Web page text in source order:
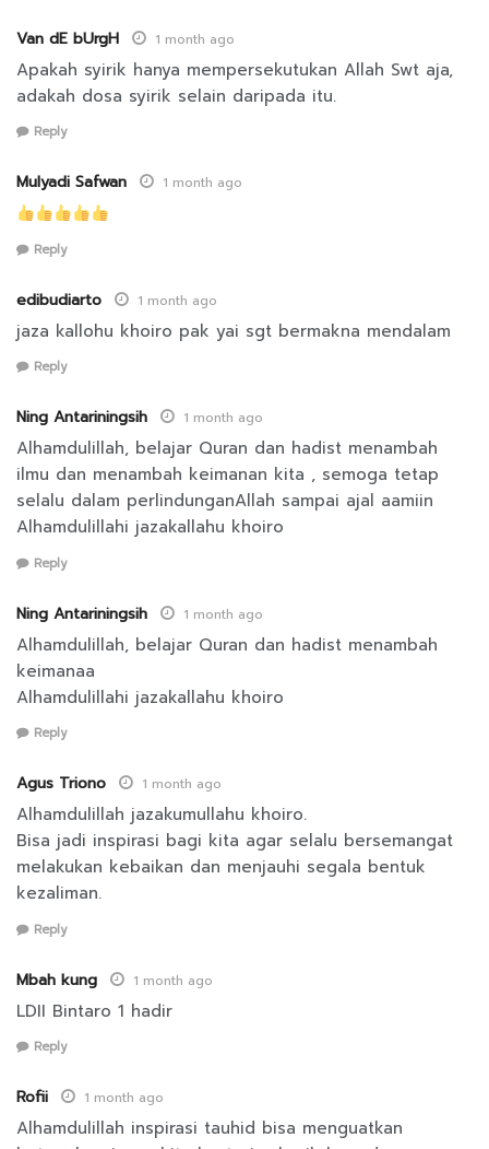
Van dE bUrgH 1 month ago
Apakah syirik hanya mempersekutukan Allah Swt aja,
adakah dosa syirik selain daripada itu.
Reply
Mulyadi Safwan 1 month ago
Reply
edibudiarto 1 month ago
jaza kallohu khoiro pak yai sgt bermakna mendalam
Reply
Ning Antariningsih 1 month ago
Alhamdulillah, belajar Quran dan hadist menambah
ilmu dan menambah keimanan kita , semoga tetap
selalu dalam perlindunganAllah sampai ajal aamiin
Alhamdulillahi jazakallahu khoiro
Reply
Ning Antariningsih 1 month ago
Alhamdulillah, belajar Quran dan hadist menambah
keimanaa
Alhamdulillahi jazakallahu khoiro
Reply
Agus Triono 1 month ago
Alhamdulillah jazakumullahu khoiro.
Bisa jadi inspirasi bagi kita agar selalu bersemangat
melakukan kebaikan dan menjauhi segala bentuk
kezaliman.
Reply
Mbah kung 1 month ago
LDII Bintaro 1 hadir
Reply
Rofii 1 month ago
Alhamdulillah inspirasi tauhid bisa menguatkan